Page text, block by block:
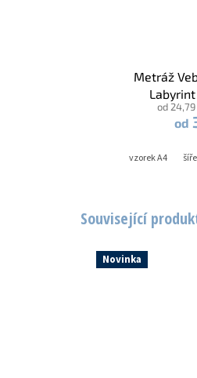
Související
Novinka
Metráž
od
od
vzorek A4